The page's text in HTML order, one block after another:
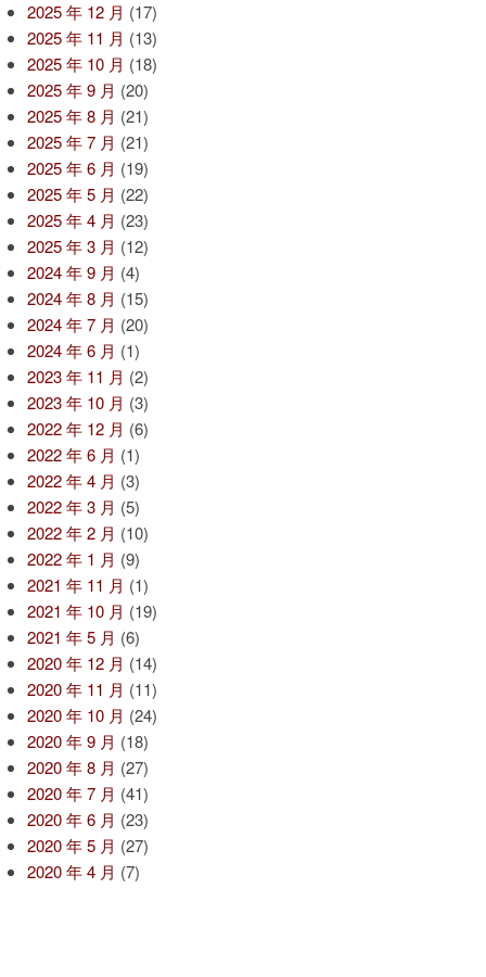
2025 年 12 月 (17)
2025 年 11 月 (13)
2025 年 10 月 (18)
2025 年 9 月 (20)
2025 年 8 月 (21)
2025 年 7 月 (21)
2025 年 6 月 (19)
2025 年 5 月 (22)
2025 年 4 月 (23)
2025 年 3 月 (12)
2024 年 9 月 (4)
2024 年 8 月 (15)
2024 年 7 月 (20)
2024 年 6 月 (1)
2023 年 11 月 (2)
2023 年 10 月 (3)
2022 年 12 月 (6)
2022 年 6 月 (1)
2022 年 4 月 (3)
2022 年 3 月 (5)
2022 年 2 月 (10)
2022 年 1 月 (9)
2021 年 11 月 (1)
2021 年 10 月 (19)
2021 年 5 月 (6)
2020 年 12 月 (14)
2020 年 11 月 (11)
2020 年 10 月 (24)
2020 年 9 月 (18)
2020 年 8 月 (27)
2020 年 7 月 (41)
2020 年 6 月 (23)
2020 年 5 月 (27)
2020 年 4 月 (7)